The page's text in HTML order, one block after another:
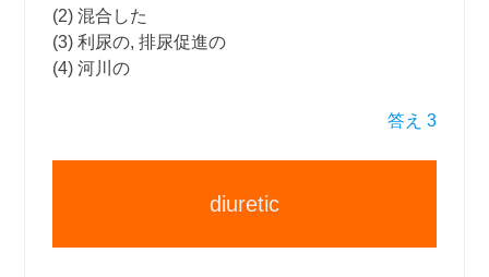
(2) 混合した
(3) 利尿の, 排尿促進の
(4) 河川の
答え 3
diuretic